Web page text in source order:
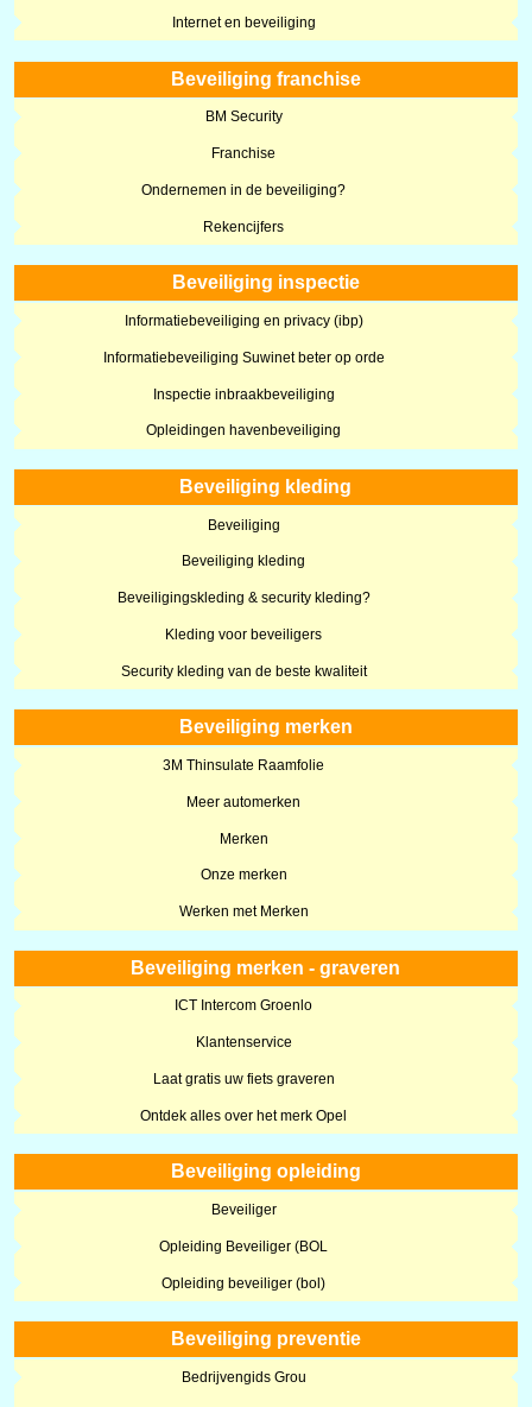
Internet en beveiliging
Beveiliging franchise
BM Security
Franchise
Ondernemen in de beveiliging?
Rekencijfers
Beveiliging inspectie
Informatiebeveiliging en privacy (ibp)
Informatiebeveiliging Suwinet beter op orde
Inspectie inbraakbeveiliging
Opleidingen havenbeveiliging
Beveiliging kleding
Beveiliging
Beveiliging kleding
Beveiligingskleding & security kleding?
Kleding voor beveiligers
Security kleding van de beste kwaliteit
Beveiliging merken
3M Thinsulate Raamfolie
Meer automerken
Merken
Onze merken
Werken met Merken
Beveiliging merken - graveren
ICT Intercom Groenlo
Klantenservice
Laat gratis uw fiets graveren
Ontdek alles over het merk Opel
Beveiliging opleiding
Beveiliger
Opleiding Beveiliger (BOL
Opleiding beveiliger (bol)
Beveiliging preventie
Bedrijvengids Grou